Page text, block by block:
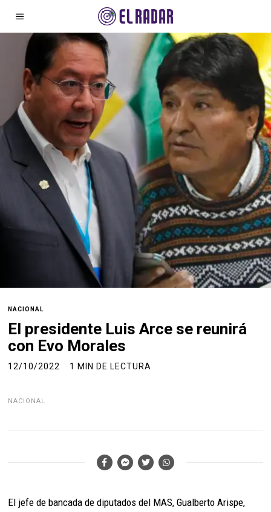
NACIONAL
El presidente Luis Arce se reunirá
con Evo Morales
12/10/2022 1 MIN DE LECTURA
NACIONAL
El jefe de bancada de diputados del MAS, Gualberto Arispe,